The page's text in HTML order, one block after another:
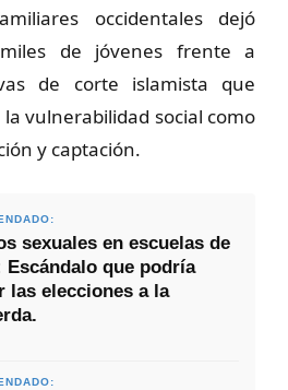
occidentales dejó
de jóvenes frente a
de corte islamista que
vulnerabilidad social como
y captación.
sexuales en escuelas de
Escándalo que podría
las elecciones a la